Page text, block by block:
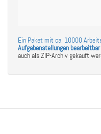
Ein Paket mit ca. 10000
Aufgabenstellungen
auch als ZIP-Archiv gekauft